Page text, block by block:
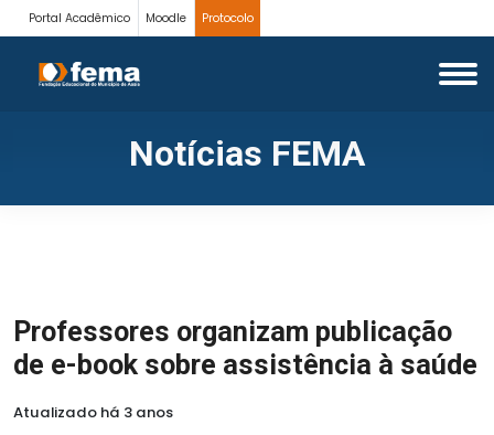
Portal Acadêmico Moodle Protocolo
Notícias FEMA
Professores organizam publicação
de e-book sobre assistência à saúde
Atualizado há 3 anos